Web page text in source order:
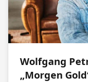
Wolfgang
„Morgen